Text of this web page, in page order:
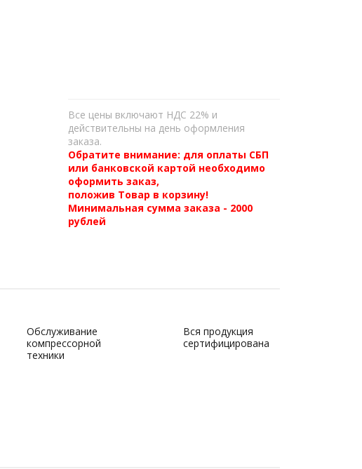
Все цены включают НДС 22% и
действительны на день оформления
заказа.
Обратите внимание: для оплаты СБП
или банковской картой необходимо
оформить заказ,
положив Товар в корзину!
Минимальная сумма заказа - 2000
рублей
Обслуживание
компрессорной
техники
Вся продукция
сертифицирована